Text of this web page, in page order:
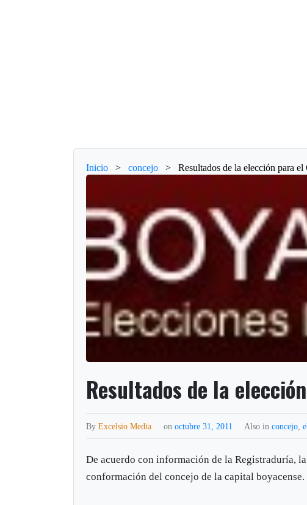
Inicio > concejo > Resultados de la elección para
Resultados de la
ByExcelsio Media onoctubre 31, 2011 Also inconcejo ,
De acuerdo con información de la Registraduría,
conformación del concejo de la capital boyacense.